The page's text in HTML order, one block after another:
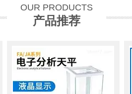
OUR PRODUCTS
产品推荐